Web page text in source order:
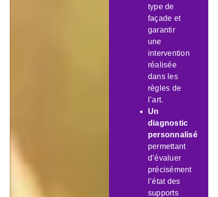
type de
façade et
garantir
une
intervention
réalisée
dans les
règles de
l’art.
Un
diagnostic
personnalisé
permettant
d’évaluer
précisément
l’état des
supports